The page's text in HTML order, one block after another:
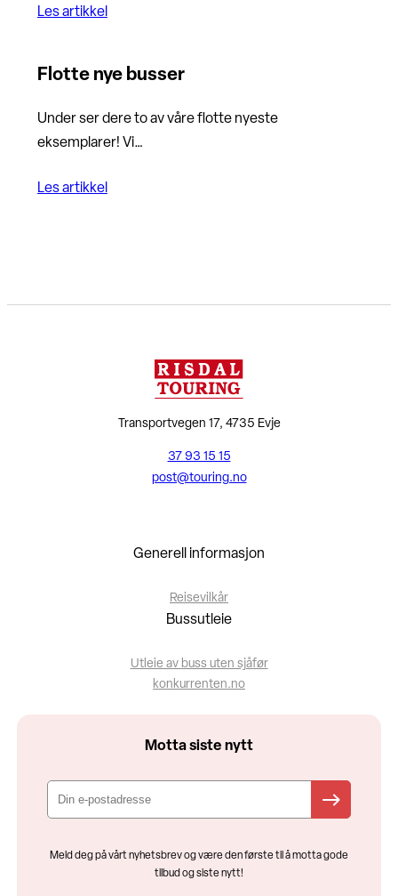
Les artikkel
Flotte nye busser
Under ser dere to av våre flotte nyeste
eksemplarer! Vi…
Les artikkel
Transportvegen 17, 4735 Evje
37 93 15 15
post@touring.no
Generell informasjon
Reisevilkår
Bussutleie
Utleie av buss uten sjåfør
konkurrenten.no
Motta siste nytt
Meld deg på vårt nyhetsbrev og være den første til å motta gode
tilbud og siste nytt!